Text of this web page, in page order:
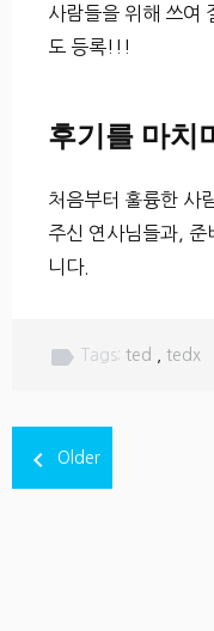
사람들을 위해 쓰여
도 등록!!!
후기를 마치
처음부터 훌륭한 사
주신 연사님들과, 준
니다.
label Tags: ted tedx
navigate_before Older